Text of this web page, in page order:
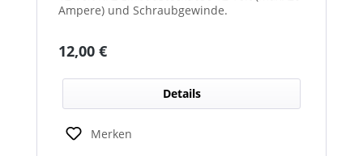
Ampere) und Schraubgewinde.
Regulärer Preis:
12,00 €
Details
Merken